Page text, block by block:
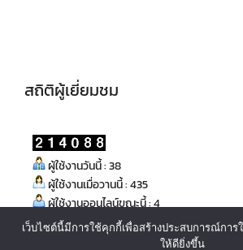
สถิติผู้เยี่ยมชม
ผู้ใช้งานวันนี้ : 38
ผู้ใช้งานเมื่อวานนี้ : 435
ผู้ใช้งานออนไลน์ขณะนี้ : 4
เว็บไซต์นี้มีการใช้คุกกี้เพื่อสร้างประสบการณ์การ
ให้ดียิ่งขึ้น